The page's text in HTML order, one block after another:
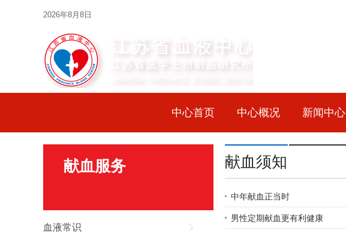
2026年8月8日
中心首页 中心概况 新闻中心
献血服务
血液常识
献血须知
中年献血正当时
男性定期献血更有利健康